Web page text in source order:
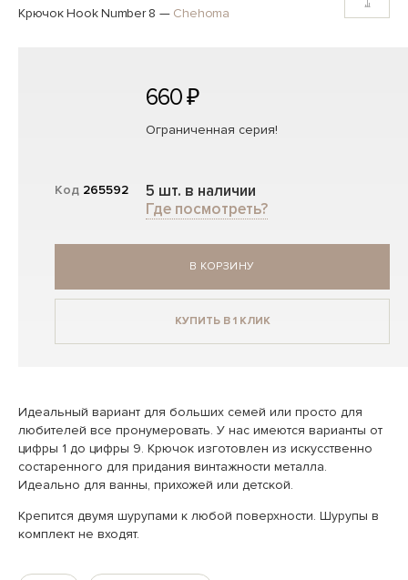
Крючок Hook Number 8 — Chehoma
Код 265592
660 ₽
Ограниченная серия!
5 шт. в наличии
Где посмотреть?
В КОРЗИНУ
КУПИТЬ В 1 КЛИК
Идеальный вариант для больших семей или просто для
любителей все пронумеровать. У нас имеются варианты от
цифры 1 до цифры 9. Крючок изготовлен из искусственно
состаренного для придания винтажности металла.
Идеально для ванны, прихожей или детской.
Крепится двумя шурупами к любой поверхности. Шурупы в
комплект не входят.